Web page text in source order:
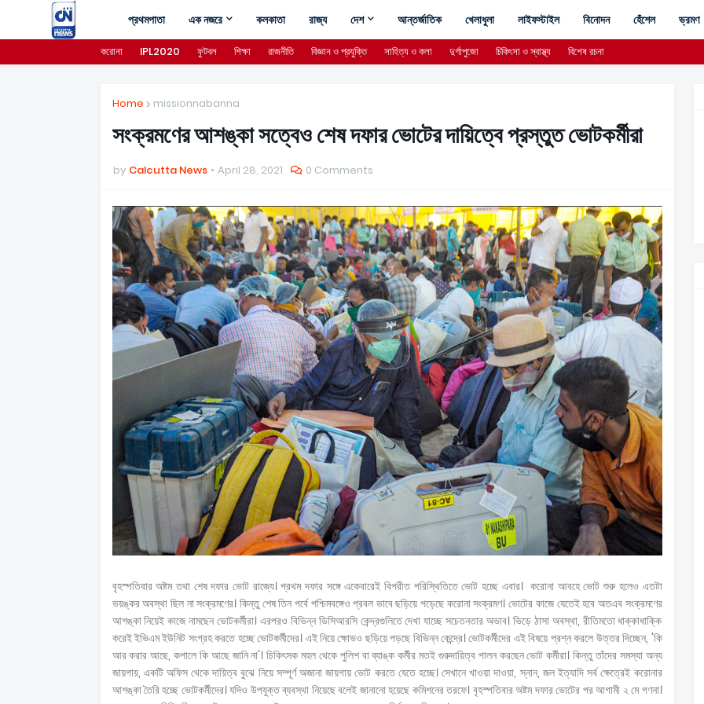
প্রথমপাতা এক নজরে কলকাতা রাজ্য দেশ আন্তর্জাতিক খেলাধুলা লাইফস্টাইল বিনোদন হেঁশেল ভ্রমণ
করোনা IPL2020 ফুটবল শিক্ষা রাজনীতি বিজ্ঞান ও প্রযুক্তি সাহিত্য ও কলা দুর্গাপুজো চিকিৎসা ও স্বাস্থ্য বিশেষ রচনা
Home missionnabanna
সংক্রমণের আশঙ্কা সত্বেও শেষ দফার ভোটের দায়িত্বে প্রস্তুত ভোটকর্মীরা
by Calcutta News April 28, 2021 0 Comments
বৃহস্পতিবার অষ্টম তথা শেষ দফার ভোট রাজ্যে। প্রথম দফার সঙ্গে একেবারেই বিপরীত পরিস্থিতিতে ভোট হচ্ছে এবার। করোনা আবহে ভোট শুরু হলেও এতটা
ভয়ঙ্কর অবস্থা ছিল না সংক্রমণের। কিন্তু শেষ তিন পর্বে পশ্চিমবঙ্গেও প্রবল ভাবে ছড়িয়ে পড়েছে করোনা সংক্রমণ। ভোটের কাজে যেতেই হবে অতএব সংক্রমণের
আশঙ্কা নিয়েই কাজে নামছেন ভোটকর্মীরা। এরপরও বিভিন্ন ডিসিআরসি কেন্দ্রগুলিতে দেখা যাচ্ছে সচেতনতার অভাব। ভিড়ে ঠাসা অবস্থা, রীতিমতো ধাক্কাধাক্কি
করেই ইভিএম ইউনিট সংগ্রহ করতে হচ্ছে ভোটকর্মীদের। এই নিয়ে ক্ষোভও ছড়িয়ে পড়ছে বিভিন্ন কেন্দ্রে। ভোটকর্মীদের এই বিষয়ে প্রশ্ন করলে উত্তর দিচ্ছেন, 'কি
আর করার আছে, কপালে কি আছে জানি না'। চিকিৎসক মহল থেকে পুলিশ বা ব্যাঙ্ক কর্মীর মতই গুরুদায়িত্ব পালন করছেন ভোট কর্মীরা। কিন্তু তাঁদের সমস্যা অন্য
জায়গায়, একটি অফিস থেকে দায়িত্ব বুঝে নিয়ে সম্পূর্ণ অজানা জায়গায় ভোট করতে যেতে হচ্ছে। সেখানে খাওয়া দাওয়া, স্নান, জল ইত্যাদি সর্ব ক্ষেত্রেই করোনার
আশঙ্কা তৈরি হচ্ছে ভোটকর্মীদের। যদিও উপযুক্ত ব্যবস্থা নিয়েছে বলেই জানানো হয়েছে কমিশনের তরফে। বৃহস্পতিবার অষ্টম দফার ভোটের পর আগামী ২ মে গণনা।